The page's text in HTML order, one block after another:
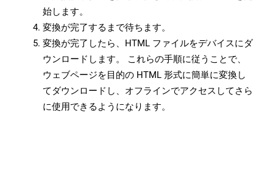
始します。
変換が完了するまで待ちます。
変換が完了したら、HTML ファイルをデバイスにダ
ウンロードします。 これらの手順に従うことで、
ウェブページを目的の HTML 形式に簡単に変換し
てダウンロードし、オフラインでアクセスしてさら
に使用できるようになります。